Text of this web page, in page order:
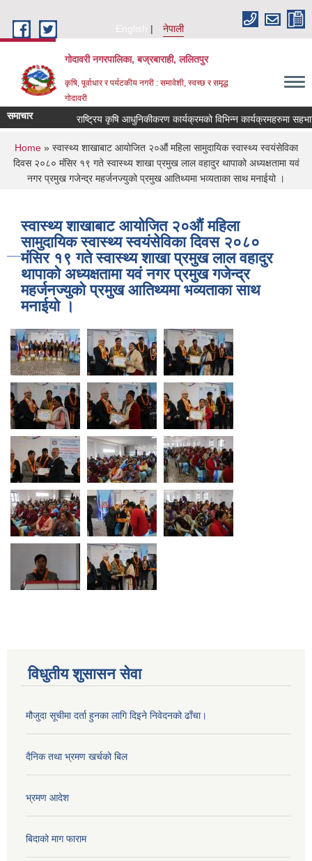
English
नेपाली
गोदावरी नगरपालिका, बज्रबाराही, ललितपुर
कृषि, पूर्वाधार र पर्यटकीय नगरी : समावेशी, स्वच्छ र समृद्ध
गोदावरी
समाचार
You are here
Home» स्वास्थ्य शाखाबाट आयोजित २०औं महिला सामुदायिक स्वास्थ्य स्वयंसेविका
दिवस २०८० मंंसिर १९ गते स्वास्थ्य शाखा प्रमुख लाल वहादुर थापाको अध्यक्षतामा यवं
नगर प्रमुख गजेन्द्र महर्जनज्युको प्रमुख आतिथ्यमा भव्यताका साथ मनाईयो ।
स्वास्थ्य शाखाबाट आयोजित २०औं महिला
सामुदायिक स्वास्थ्य स्वयंसेविका दिवस २०८०
मंंसिर १९ गते स्वास्थ्य शाखा प्रमुख लाल वहादुर
थापाको अध्यक्षतामा यवं नगर प्रमुख गजेन्द्र
महर्जनज्युको प्रमुख आतिथ्यमा भव्यताका साथ
मनाईयो ।
विधुतीय शुसासन सेवा
मौजुदा सूचीमा दर्ता हुनका लागि दिइने निवेदनको ढाँचा।
दैनिक तथा भ्रमण खर्चको बिल
भ्रमण आदेश
बिदाको माग फाराम